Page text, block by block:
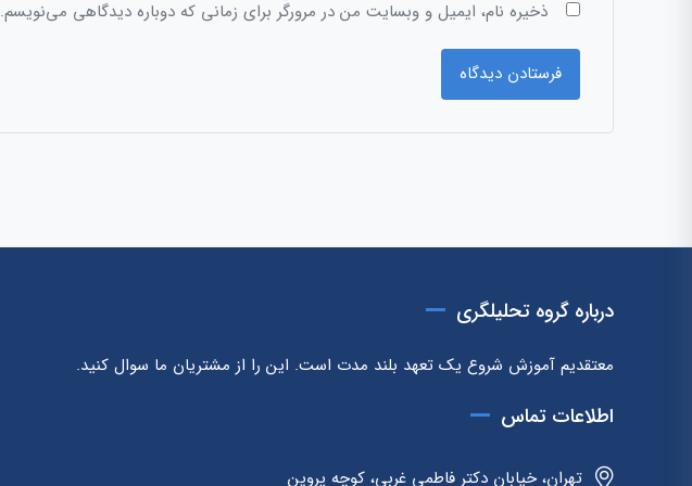
ذخیره نام، ایمیل و وبسایت من در مرورگر برای زمانی که دوباره دیدگاهی می‌نویسم.
درباره گروه تحلیلگری
معتقدیم آموزش شروع یک تعهد بلند مدت است. این را از مشتریان ما سوال کنید.
اطلاعات تماس
تهران، خیابان دکتر فاطمی غربی، کوچه پروین